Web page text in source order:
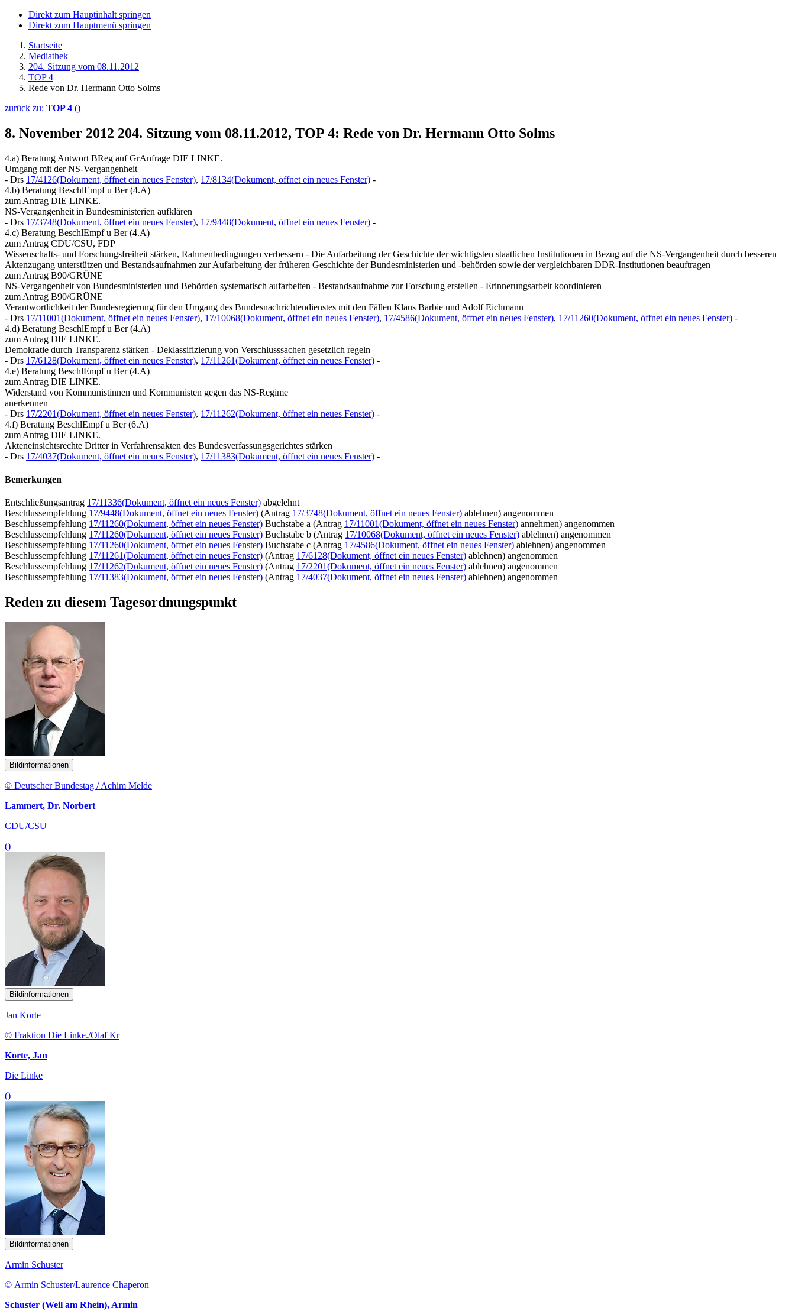
Direkt zum Hauptinhalt springen
Direkt zum Hauptmenü springen
Startseite
Mediathek
204. Sitzung vom 08.11.2012
TOP 4
Rede von Dr. Hermann Otto Solms
zurück zu: TOP 4 ()
8. November 2012 204. Sitzung vom 08.11.2012, TOP 4: Rede von Dr. Hermann Otto Solms
4.a) Beratung Antwort BReg auf GrAnfrage DIE LINKE.
Umgang mit der NS-Vergangenheit
- Drs 17/4126(Dokument, öffnet ein neues Fenster), 17/8134(Dokument, öffnet ein neues Fenster) -
4.b) Beratung BeschlEmpf u Ber (4.A)
zum Antrag DIE LINKE.
NS-Vergangenheit in Bundesministerien aufklären
- Drs 17/3748(Dokument, öffnet ein neues Fenster), 17/9448(Dokument, öffnet ein neues Fenster) -
4.c) Beratung BeschlEmpf u Ber (4.A)
zum Antrag CDU/CSU, FDP
Wissenschafts- und Forschungsfreiheit stärken, Rahmenbedingungen verbessern - Die Aufarbeitung der Geschichte der wichtigsten staatlichen Institutionen in Bezug auf die NS-Vergangenheit durch besseren
Aktenzugang unterstützen und Bestandsaufnahmen zur Aufarbeitung der früheren Geschichte der Bundesministerien und -behörden sowie der vergleichbaren DDR-Institutionen beauftragen
zum Antrag B90/GRÜNE
NS-Vergangenheit von Bundesministerien und Behörden systematisch aufarbeiten - Bestandsaufnahme zur Forschung erstellen - Erinnerungsarbeit koordinieren
zum Antrag B90/GRÜNE
Verantwortlichkeit der Bundesregierung für den Umgang des Bundesnachrichtendienstes mit den Fällen Klaus Barbie und Adolf Eichmann
- Drs 17/11001(Dokument, öffnet ein neues Fenster), 17/10068(Dokument, öffnet ein neues Fenster), 17/4586(Dokument, öffnet ein neues Fenster), 17/11260(Dokument, öffnet ein neues Fenster) -
4.d) Beratung BeschlEmpf u Ber (4.A)
zum Antrag DIE LINKE.
Demokratie durch Transparenz stärken - Deklassifizierung von Verschlusssachen gesetzlich regeln
- Drs 17/6128(Dokument, öffnet ein neues Fenster), 17/11261(Dokument, öffnet ein neues Fenster) -
4.e) Beratung BeschlEmpf u Ber (4.A)
zum Antrag DIE LINKE.
Widerstand von Kommunistinnen und Kommunisten gegen das NS-Regime
anerkennen
- Drs 17/2201(Dokument, öffnet ein neues Fenster), 17/11262(Dokument, öffnet ein neues Fenster) -
4.f) Beratung BeschlEmpf u Ber (6.A)
zum Antrag DIE LINKE.
Akteneinsichtsrechte Dritter in Verfahrensakten des Bundesverfassungsgerichtes stärken
- Drs 17/4037(Dokument, öffnet ein neues Fenster), 17/11383(Dokument, öffnet ein neues Fenster) -
Bemerkungen
Entschließungsantrag 17/11336(Dokument, öffnet ein neues Fenster) abgelehnt
Beschlussempfehlung 17/9448(Dokument, öffnet ein neues Fenster) (Antrag 17/3748(Dokument, öffnet ein neues Fenster) ablehnen) angenommen
Beschlussempfehlung 17/11260(Dokument, öffnet ein neues Fenster) Buchstabe a (Antrag 17/11001(Dokument, öffnet ein neues Fenster) annehmen) angenommen
Beschlussempfehlung 17/11260(Dokument, öffnet ein neues Fenster) Buchstabe b (Antrag 17/10068(Dokument, öffnet ein neues Fenster) ablehnen) angenommen
Beschlussempfehlung 17/11260(Dokument, öffnet ein neues Fenster) Buchstabe c (Antrag 17/4586(Dokument, öffnet ein neues Fenster) ablehnen) angenommen
Beschlussempfehlung 17/11261(Dokument, öffnet ein neues Fenster) (Antrag 17/6128(Dokument, öffnet ein neues Fenster) ablehnen) angenommen
Beschlussempfehlung 17/11262(Dokument, öffnet ein neues Fenster) (Antrag 17/2201(Dokument, öffnet ein neues Fenster) ablehnen) angenommen
Beschlussempfehlung 17/11383(Dokument, öffnet ein neues Fenster) (Antrag 17/4037(Dokument, öffnet ein neues Fenster) ablehnen) angenommen
Reden zu diesem Tagesordnungspunkt
Bildinformationen
© Deutscher Bundestag / Achim Melde
Lammert, Dr. Norbert
CDU/CSU
()
Bildinformationen
Jan Korte
© Fraktion Die Linke./Olaf Kr
Korte, Jan
Die Linke
()
Bildinformationen
Armin Schuster
© Armin Schuster/Laurence Chaperon
Schuster (Weil am Rhein), Armin